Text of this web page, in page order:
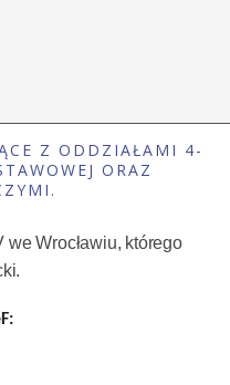
Z ODDZIAŁAMI 4-
ORAZ
we Wrocławiu, którego